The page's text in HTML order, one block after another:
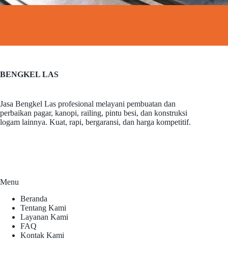
BENGKEL LAS
Jasa Bengkel Las profesional melayani pembuatan dan
perbaikan pagar, kanopi, railing, pintu besi, dan konstruksi
logam lainnya. Kuat, rapi, bergaransi, dan harga kompetitif.
Menu
Beranda
Tentang Kami
Layanan Kami
FAQ
Kontak Kami